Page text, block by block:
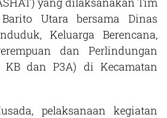
Utara bersama Dinas
Keluarga Berencana,
dan Perlindungan
KB dan P3A) di Kecamatan
pelaksanaan kegiatan